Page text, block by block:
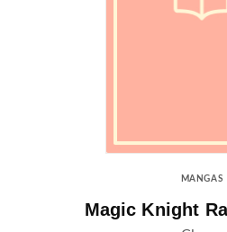
MANGAS
Magic Knight